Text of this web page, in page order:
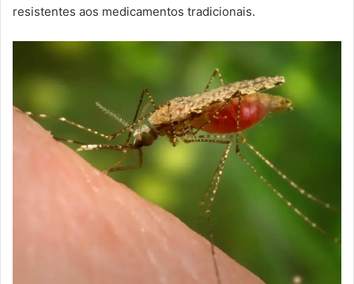
resistentes aos medicamentos tradicionais.